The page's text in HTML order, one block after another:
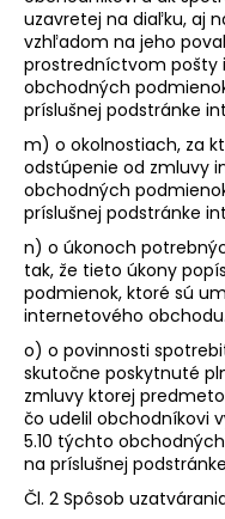
uzavretej na diaľku, aj
vzhľadom na jeho
prostredníctvom pošty
obchodných
príslušnej podstránke
m) o okolnostiach, za
odstúpenie od zmluvy
obchodných
príslušnej podstránke
n) o úkonoch
tak, že tieto úkony
podmienok, ktoré sú
internetového obchodu.
o) o povinnosti
skutočne poskytnuté
zmluvy ktorej
čo udelil obchodníkovi
5.10 týchto
na príslušnej
Čl. 2 Spôsob